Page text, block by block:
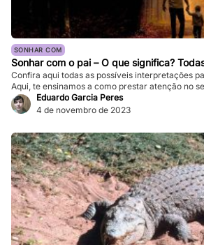
SONHAR COM
Sonhar com o pai – O que significa?
Confira aqui todas as possíveis interpretações
Aqui, te ensinamos a como prestar atenção no
Eduardo Garcia Peres
4 de novembro de 2023